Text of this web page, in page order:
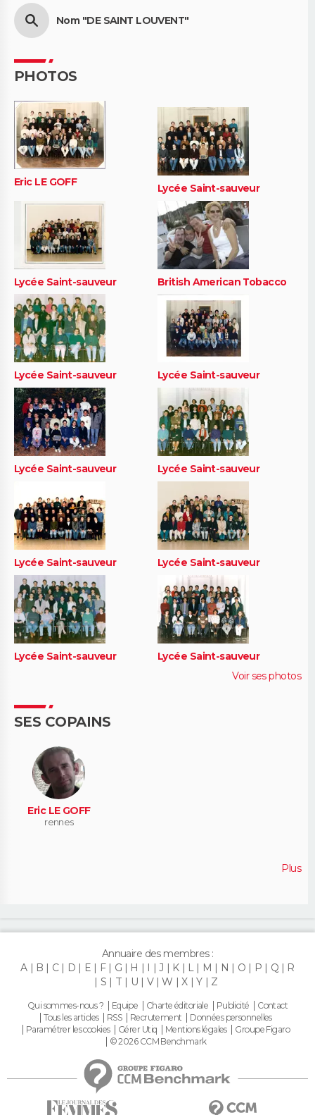
Nom "DE SAINT LOUVENT"
PHOTOS
Eric LE GOFF Lycée Saint-sauveur
Lycée Saint-sauveur British American Tobacco
Lycée Saint-sauveur Lycée Saint-sauveur
Lycée Saint-sauveur Lycée Saint-sauveur
Lycée Saint-sauveur Lycée Saint-sauveur
Lycée Saint-sauveur
Lycée Saint-sauveur
Voir ses photos
SES COPAINS
Eric LE GOFF
rennes
Plus
Annuaire des membres :
A
B C D E F G H I J K L M N O P Q
R
S
T U V W X Y Z
Qui sommes-nous ? Equipe Charte éditoriale Publicité
Contact
Tous les articles
RSS Recrutement
Données personnelles
Paramétrer les cookies
Gérer Utiq Mentions légales
Groupe Figaro
© 2026 CCM Benchmark